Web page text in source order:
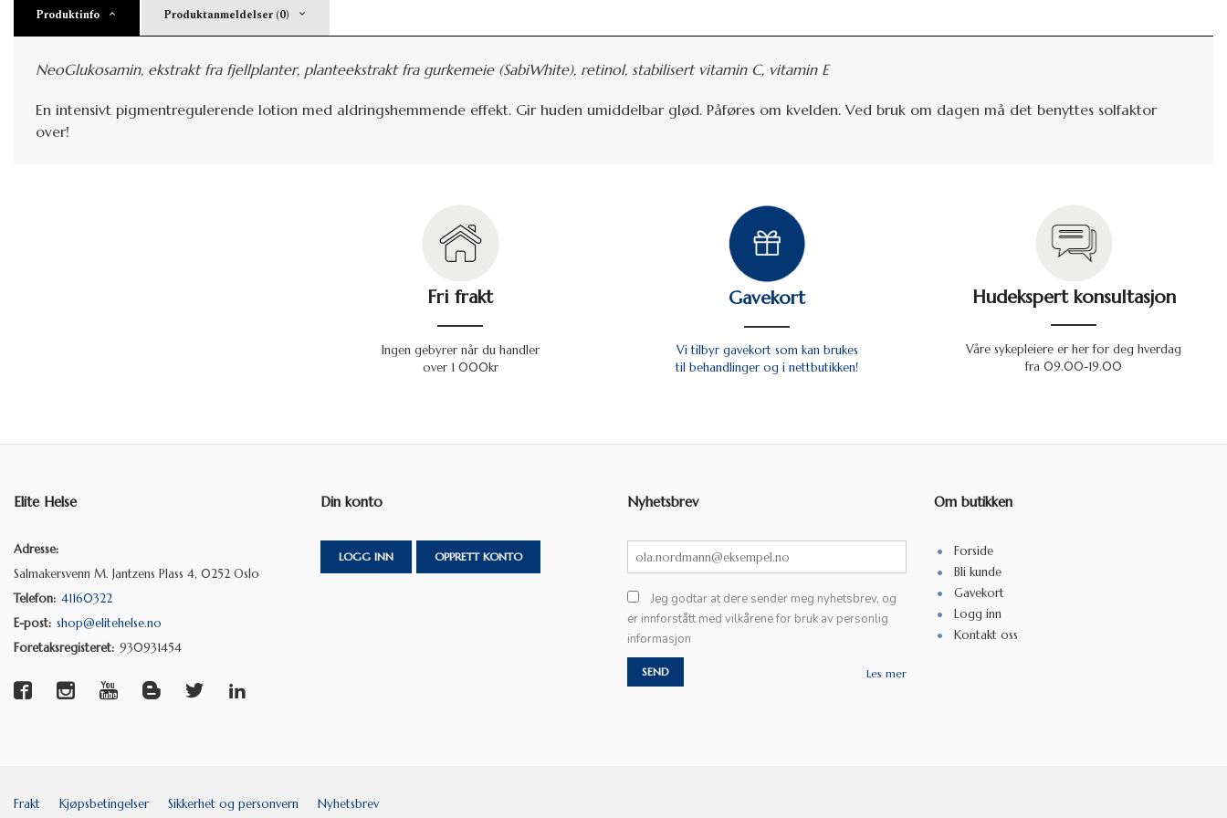
Produktinfo Produktanmeldelser (0)
NeoGlukosamin, ekstrakt fra fjellplanter, planteekstrakt fra gurkemeie (SabiWhite), retinol, stabilisert vitamin C, vitamin E
En intensivt pigmentregulerende lotion med aldringshemmende effekt. Gir huden umiddelbar glød. Påføres om kvelden. Ved bruk om dagen må det benyttes solfaktor
over!
Fri frakt
Ingen gebyrer når du handler
over 1 000kr
Gavekort
Vi tilbyr gavekort som kan brukes
til behandlinger og i nettbutikken!
Hudekspert konsultasjon
Våre sykepleiere er her for deg hverdag
fra 09.00-19.00
Elite Helse
Adresse:
Salmakersvenn M. Jantzens Plass 4, 0252 Oslo
Telefon: 41160322
E-post: shop@elitehelse.no
Foretaksregisteret: 930931454
Din konto
LOGG INN OPPRETT KONTO
Nyhetsbrev
Jeg godtar at dere sender meg nyhetsbrev, og
er innforstått med vilkårene for bruk av personlig
informasjon
Les mer
Om butikken
Forside
Bli kunde
Gavekort
Logg inn
Kontakt oss
Frakt Kjøpsbetingelser Sikkerhet og personvern Nyhetsbrev